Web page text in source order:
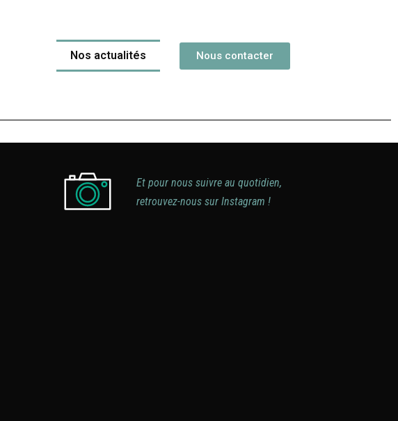
Nos actualités Nous contacter
Et pour nous suivre au quotidien,
retrouvez-nous sur Instagram !